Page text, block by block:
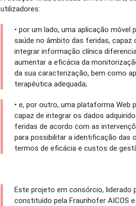
utilizadores:
• por um lado, uma aplicação móvel
saúde no âmbito das feridas, capaz
integrar informação clínica
aumentar a eficácia da
da sua caracterização, bem como
terapêutica adequada;
• e, por outro, uma plataforma Web
capaz de integrar os dados
feridas de acordo com as
para possibilitar a identificação das
termos de eficácia e custos de
Este projeto em consórcio, liderado
constituído pela Fraunhofer AICOS